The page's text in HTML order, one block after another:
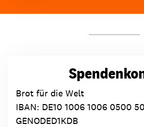
Brot für die Welt
IBAN: DE10 1006 1006 0500
GENODED1KDB